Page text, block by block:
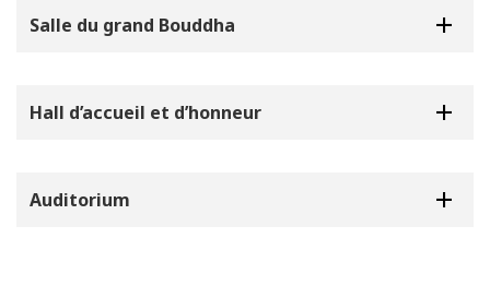
Salle du grand Bouddha
Hall d’accueil et d’honneur
Auditorium